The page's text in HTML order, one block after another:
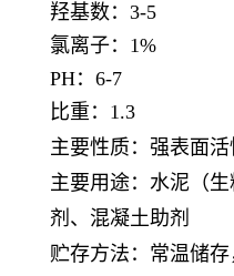
羟基数：3-5
氯离子：1%
PH：6-7
比重：1.3
主要性质：强表面
主要用途： 水泥（
剂、混凝土助剂
贮存方法 ： 常温储存